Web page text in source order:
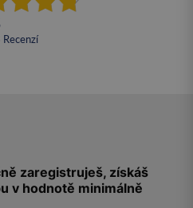
recenzí
zaregistruješ, získáš
v hodnotě minimálně